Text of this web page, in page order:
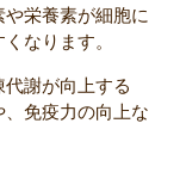
栄養素が細胞に
なります。
謝が向上する
免疫力の向上な